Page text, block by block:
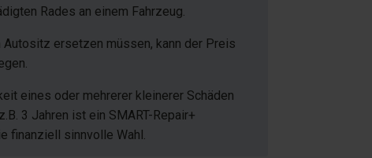
Rades an einem Fahrzeug.
Autositz ersetzen müssen, kann der Preis
eines oder mehrerer kleinerer Schäden
3 Jahren ist ein SMART-Repair+
finanziell sinnvolle Wahl.